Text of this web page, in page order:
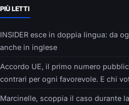
PIÙ LETTI
INSIDER esce in doppia lingua: da
anche in inglese
Accordo UE, il primo numero
contrari per ogni favorevole. E chi
Marcinelle, scoppia il caso durante